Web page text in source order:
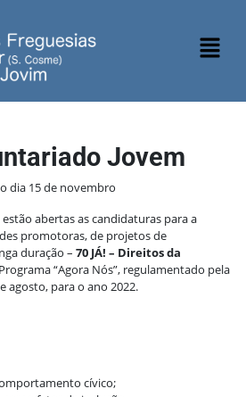
Jovem
dia 15 de novembro
abertas as candidaturas para a
promotoras, de projetos de
duração – 70 JÁ! – Direitos da
“Agora Nós”, regulamentado pela
agosto, para o ano 2022.
cívico;